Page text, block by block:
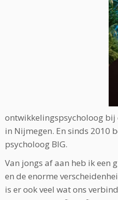
ontwikkelingspsycholoog
in Nijmegen. En sinds 2010
psycholoog BIG.
Van jongs af aan heb ik een
en de enorme
is er ook veel wat ons